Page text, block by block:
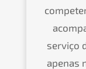
servi­ço
apenas